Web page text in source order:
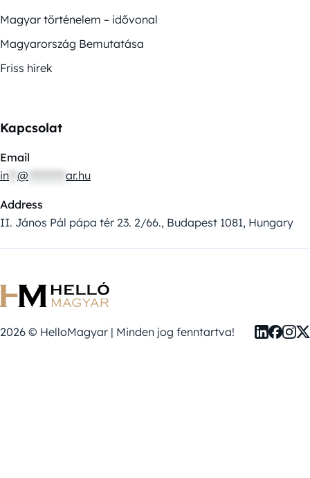
Magyar történelem – idővonal
Magyarország Bemutatása
Friss hírek
Kapcsolat
Email
in @ ar.hu
Address
II. János Pál pápa tér 23. 2/66., Budapest 1081, Hungary
2026 © HelloMagyar | Minden jog fenntartva!